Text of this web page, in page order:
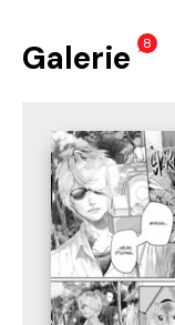
Galerie 8